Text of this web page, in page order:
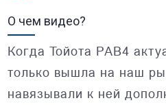
О чем видео?
Когда Тойота РАВ4
только вышла на наш
навязывали к ней